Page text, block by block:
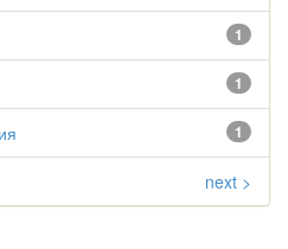
1
1
1
next >